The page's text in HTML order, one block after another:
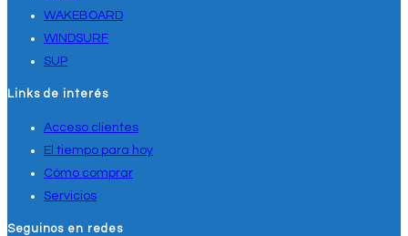
WAKEBOARD
WINDSURF
SUP
Links de interés
Acceso clientes
El tiempo para hoy
Cómo comprar
Servicios
Seguinos en redes